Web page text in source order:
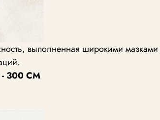
выполненная широкими
300 СМ